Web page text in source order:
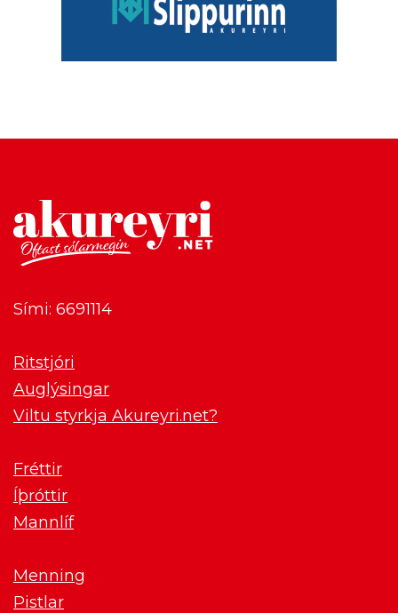
Sími: 6691114
Ritstjóri
Auglýsingar
Viltu styrkja Akureyri.net?
Fréttir
Íþróttir
Mannlíf
Menning
Pistlar